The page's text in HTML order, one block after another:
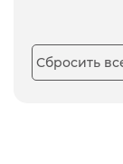
Сбросить